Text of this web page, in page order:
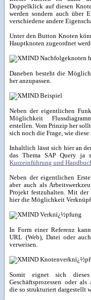
Doppelklick auf diesen
werden sondern auch über
verschiedene andere
Unter den Button Knoten
Hauptknoten zugeordnet
Daneben besteht die
her anzupassen.
Neben der eigentlichen
Möglichkeit
erstellen. Vom Prinzip her
sich noch die Frage, wie
Inhaltlich lässt sich hier an
das Thema SAP Query ja
Kurzeinführung und
Neben der eigentlichen
aber auch als
Projekt festzuhalten. Mit der
hier die Möglichkeit
In Form einer Referenz
URL (Web), Datei oder
verweisen.
Somit eignet sich
Geschäftsprozessen oder
die so strukturiert dargestellt